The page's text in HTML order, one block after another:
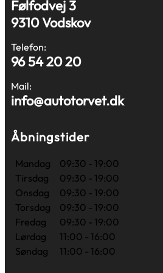
Følfodvej 3
9310 Vodskov
Telefon:
96 54 20 20
Mail:
info@autotorvet.dk
Åbningstider
Mandag
09:30 - 19:00
Tirsdag
09:30 - 19:00
Onsdag
09:30 - 19:00
Torsdag
09:30 - 19:00
Fredag
09:30 - 19:00
Lørdag
11:00 - 16:00
Søndag
11:00 - 16:00